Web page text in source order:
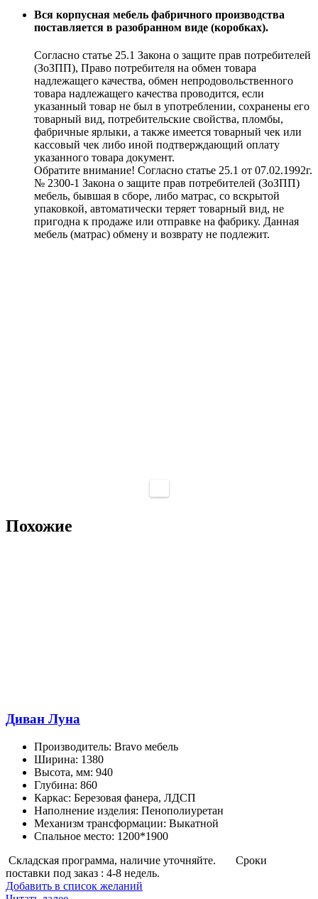
Вся корпусная мебель фабричного производства
поставляется в разобранном виде (коробках).
Согласно статье 25.1 Закона о защите прав потребителей
(ЗоЗПП), Право потребителя на обмен товара
надлежащего качества, обмен непродовольственного
товара надлежащего качества проводится, если
указанный товар не был в употреблении, сохранены его
товарный вид, потребительские свойства, пломбы,
фабричные ярлыки, а также имеется товарный чек или
кассовый чек либо иной подтверждающий оплату
указанного товара документ.
Обратите внимание! Согласно статье 25.1 от 07.02.1992г.
№ 2300-1 Закона о защите прав потребителей (ЗоЗПП)
мебель, бывшая в сборе, либо матрас, со вскрытой
упаковкой, автоматически теряет товарный вид, не
пригодна к продаже или отправке на фабрику. Данная
мебель (матрас) обмену и возврату не подлежит.
Похожие
Диван Луна
Производитель: Bravo мебель
Ширина: 1380
Высота, мм: 940
Глубина: 860
Каркас: Березовая фанера, ЛДСП
Наполнение изделия: Пенополиуретан
Механизм трансформации: Выкатной
Спальное место: 1200*1900
Складская программа, наличие уточняйте.
Сроки
поставки под заказ : 4-8 недель.
Добавить в список желаний